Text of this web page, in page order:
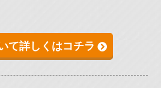
て詳しくはコチラ